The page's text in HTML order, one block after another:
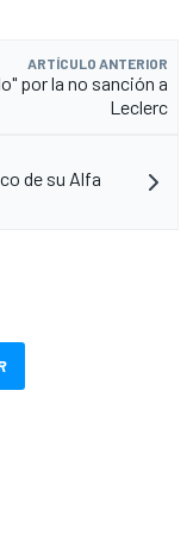
ARTÍCULO ANTERIOR
por la no sanción a
Leclerc
de su Alfa